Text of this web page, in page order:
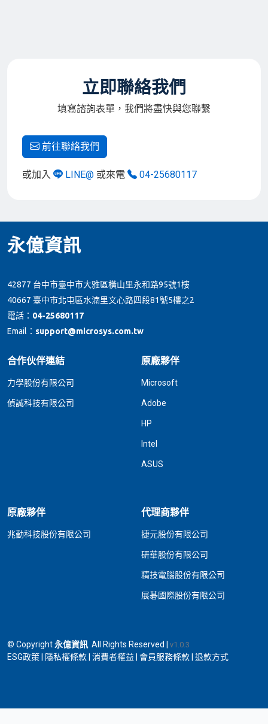
立即聯絡我們
填寫諮詢表單，我們將盡快與您聯繫
前往聯絡我們
或加入 LINE@ 或來電 04-25680117
永億資訊
42877 台中市臺中市大雅區橫山里永和路95號1樓
40667 臺中市北屯區水湳里文心路四段81號5樓之2
電話： 04-25680117
Email： support@microsys.com.tw
合作伙伴連結
力學股份有限公司
偵誠科技有限公司
原廠夥伴
Microsoft
Adobe
HP
Intel
ASUS
原廠夥伴
兆勤科技股份有限公司
代理商夥伴
捷元股份有限公司
研華股份有限公司
精技電腦股份有限公司
展碁國際股份有限公司
© Copyright永億資訊 . All Rights Reserved | v1.0.3
ESG政策 隱私權條款 消費者權益 會員服務條款 退款方式